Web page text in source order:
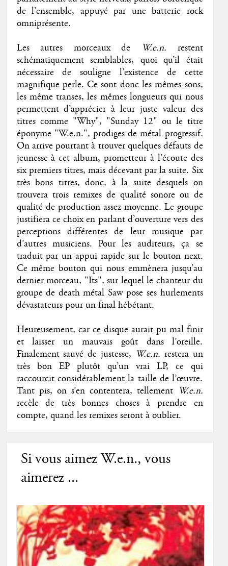
de l’ensemble, appuyé par une batterie rock
omniprésente.
Les autres morceaux de
W.e.n. restent
schématiquement semblables, quoi qu’il était
nécessaire de souligne l’existence de cette
magnifique perle. Ce sont donc les mêmes sons,
les même transes, les mêmes longueurs qui nous
permettent d’apprécier à leur juste valeur des
titres comme "Why", "Sunday 12" ou le titre
éponyme "W.e.n.", prodiges de métal progressif.
On arrive pourtant à trouver quelques défauts de
jeunesse à cet album, prometteur à l’écoute des
six premiers titres, mais décevant par la suite. Six
très bons titres, donc, à la suite desquels on
trouvera trois remixes de qualité sonore ou de
qualité de production assez moyenne. Le groupe
justifiera ce choix en parlant d’ouverture vers des
perceptions différentes de leur musique par
d’autres musiciens. Pour les auditeurs, ça se
traduit par un appui rapide sur le bouton next.
Ce même bouton qui nous emmènera jusqu’au
dernier morceau, "Its", sur lequel le chanteur du
groupe de death métal Saw pose ses hurlements
dévastateurs pour un final hébétant.
Heureusement, car ce disque aurait pu mal finir
et laisser un mauvais goût dans l’oreille.
Finalement sauvé de justesse, W.e.n. restera un
très bon EP plutôt qu’un vrai LP, ce qui
raccourcit considérablement la taille de l’œuvre.
Tant pis, on s’en contentera, tellement W.e.n.
recèle de très bonnes choses à prendre en
compte, quand les remixes seront à oublier.
Si vous aimez W.e.n., vous
aimerez ...